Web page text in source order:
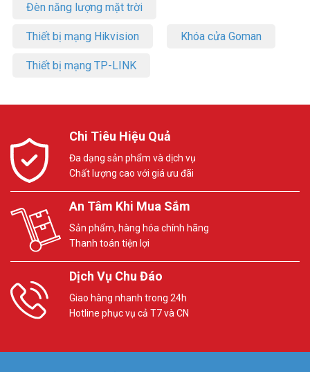
Đèn năng lượng mặt trời
Thiết bị mạng Hikvision Khóa cửa Goman
Thiết bị mạng TP-LINK
Chi Tiêu Hiệu Quả
Đa dạng sản phẩm và dịch vụ
Chất lượng cao với giá ưu đãi
An Tâm Khi Mua Sắm
Sản phẩm, hàng hóa chính hãng
Thanh toán tiện lợi
Dịch Vụ Chu Đáo
Giao hàng nhanh trong 24h
Hotline phục vụ cả T7 và CN